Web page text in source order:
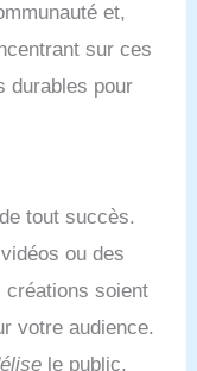
et,
sur ces
durables pour
tout succès.
ou des
créations soient
votre audience.
le public,